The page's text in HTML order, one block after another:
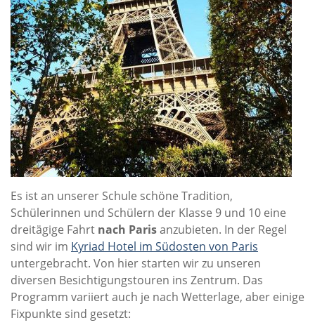
Es ist an unserer Schule schöne Tradition,
Schülerinnen und Schülern der Klasse 9 und 10 eine
dreitägige Fahrt nach Parisanzubieten. In der Regel
sind wir im Kyriad Hotel im Südosten von Paris
untergebracht. Von hier starten wir zu unseren
diversen Besichtigungstouren ins Zentrum. Das
Programm variiert auch je nach Wetterlage, aber einige
Fixpunkte sind gesetzt: